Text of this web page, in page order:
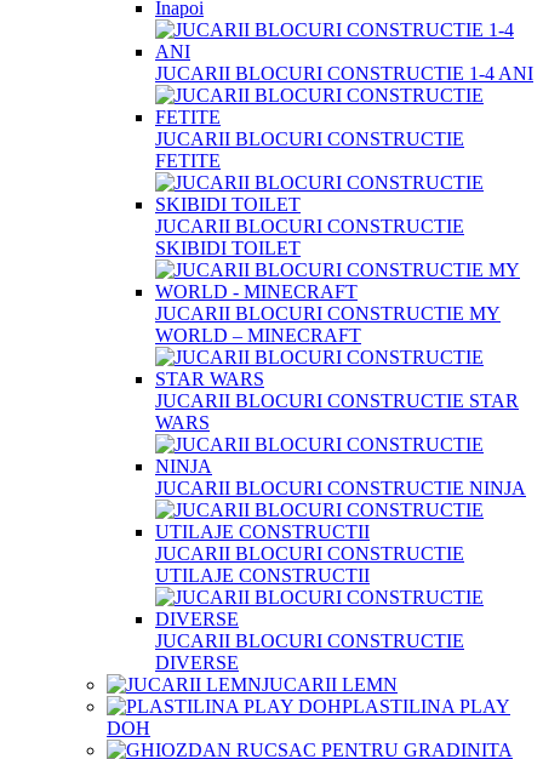
Înapoi
JUCARII BLOCURI CONSTRUCTIE 1-4 ANI
JUCARII BLOCURI CONSTRUCTIE
FETITE
JUCARII BLOCURI CONSTRUCTIE
SKIBIDI TOILET
JUCARII BLOCURI CONSTRUCTIE MY
WORLD – MINECRAFT
JUCARII BLOCURI CONSTRUCTIE STAR
WARS
JUCARII BLOCURI CONSTRUCTIE NINJA
JUCARII BLOCURI CONSTRUCTIE
UTILAJE CONSTRUCTII
JUCARII BLOCURI CONSTRUCTIE
DIVERSE
JUCARII LEMN
PLASTILINA PLAY
DOH